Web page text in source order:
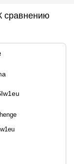
сравнению